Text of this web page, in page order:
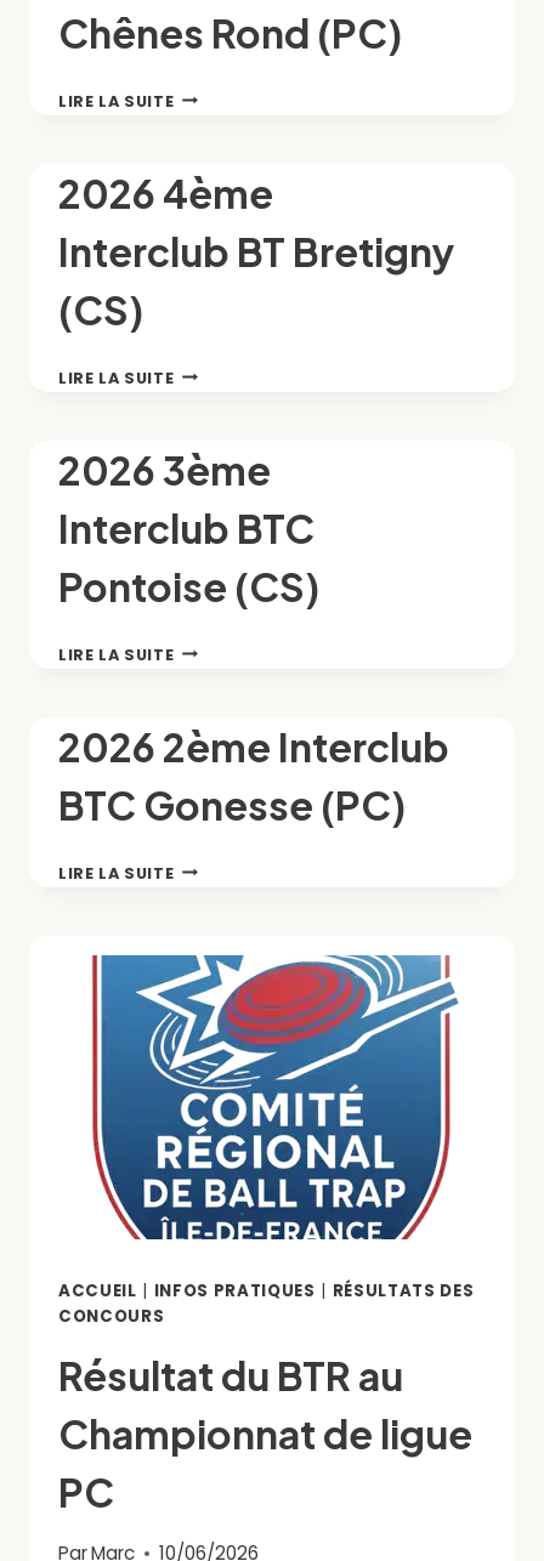
Chênes Rond (PC)
LIRE LA SUITE2026
CHÊNES
(PC)
2026 4ème
Interclub BT Bretigny
(CS)
LIRE LA SUITE2026
(CS)
2026 3ème
Interclub BTC
Pontoise (CS)
LIRE LA SUITE2026
(CS)
2026 2ème Interclub
BTC Gonesse (PC)
LIRE LA SUITE2026
GONESSE
(PC)
ACCUEIL INFOS PRATIQUES
RÉSULTATS DES
CONCOURS
Résultat du BTR au
Championnat de ligue
PC
ParMarc 10/06/2026